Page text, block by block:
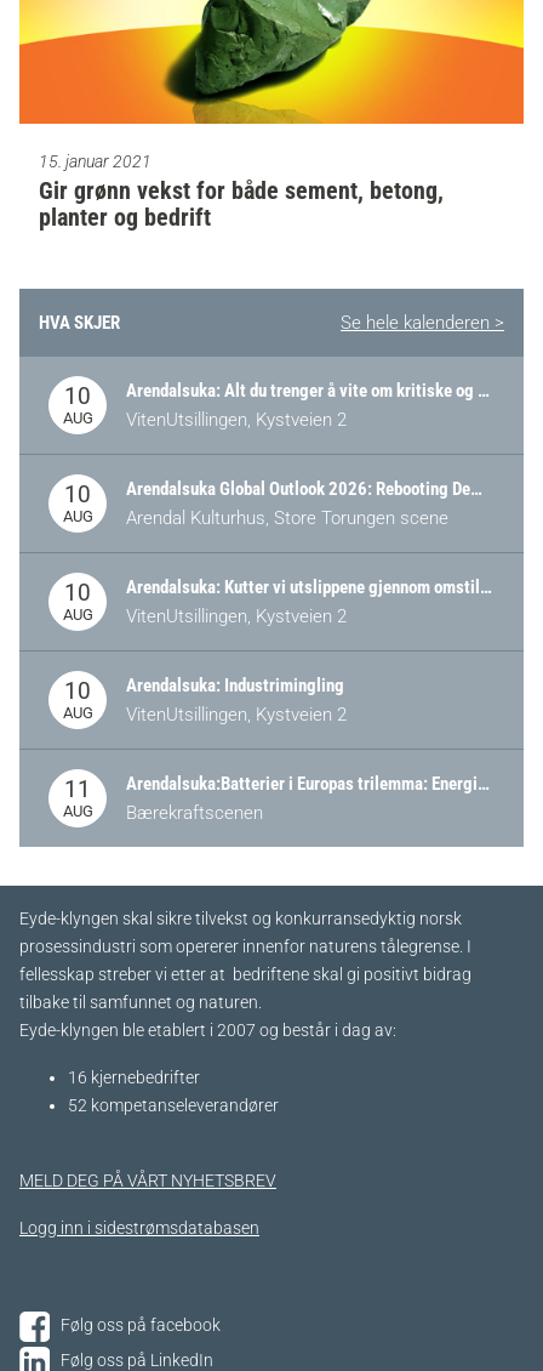
15. januar 2021
Gir grønn vekst for både sement, betong,
planter og bedrift
HVA SKJER Se hele kalenderen >
10
AUG
Arendalsuka: Alt du trenger å vite om kritiske og strategiske verdikjeder i Norge
VitenUtsillingen, Kystveien 2
10
AUG
Arendalsuka Global Outlook 2026: Rebooting Democracy for a New World Order
Arendal Kulturhus, Store Torungen scene
10
AUG
Arendalsuka: Kutter vi utslippene gjennom omstilling – eller tap av industri?
VitenUtsillingen, Kystveien 2
10
AUG
Arendalsuka: Industrimingling
VitenUtsillingen, Kystveien 2
11
AUG
Arendalsuka:Batterier i Europas trilemma: Energisikkerhet, konkurransekraft og bærekraft (Battery Norway-arrangement)
Bærekraftscenen
Eyde-klyngen skal sikre tilvekst og konkurransedyktig norsk
prosessindustri som opererer innenfor naturens tålegrense. I
fellesskap streber vi etter at bedriftene skal gi positivt bidrag
tilbake til samfunnet og naturen.
Eyde-klyngen ble etablert i 2007 og består i dag av:
16 kjernebedrifter​
52 kompetanseleverandører
MELD DEG PÅ VÅRT NYHETSBREV
Logg inn i sidestrømsdatabasen
Følg oss på facebook
Følg oss på LinkedIn